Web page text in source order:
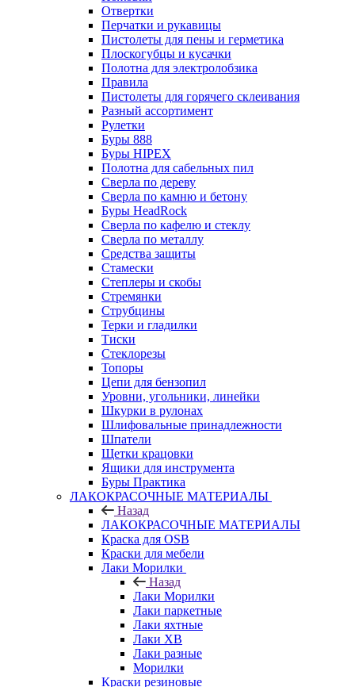
Отвертки
Перчатки и рукавицы
Пистолеты для пены и герметика
Плоскогубцы и кусачки
Полотна для электролобзика
Правила
Пистолеты для горячего склеивания
Разный ассортимент
Рулетки
Буры 888
Буры HIPEX
Полотна для сабельных пил
Сверла по дереву
Сверла по камню и бетону
Буры HeadRock
Сверла по кафелю и стеклу
Сверла по металлу
Средства защиты
Стамески
Степлеры и скобы
Стремянки
Струбцины
Терки и гладилки
Тиски
Стеклорезы
Топоры
Цепи для бензопил
Уровни, угольники, линейки
Шкурки в рулонах
Шлифовальные принадлежности
Шпатели
Щетки крацовки
Ящики для инструмента
Буры Практика
ЛАКОКРАСОЧНЫЕ МАТЕРИАЛЫ
Назад
ЛАКОКРАСОЧНЫЕ МАТЕРИАЛЫ
Краска для OSB
Краски для мебели
Лаки Морилки
Назад
Лаки Морилки
Лаки паркетные
Лаки яхтные
Лаки ХВ
Лаки разные
Морилки
Краски резиновые